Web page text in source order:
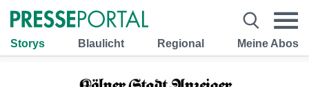
Storys Blaulicht Regional Meine Abos